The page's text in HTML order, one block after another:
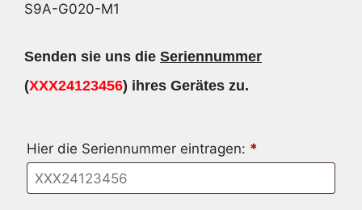
S9A-G020-M1
Senden sie uns die Seriennummer
(XXX24123456) ihres Gerätes zu.
Hier die Seriennummer eintragen: *